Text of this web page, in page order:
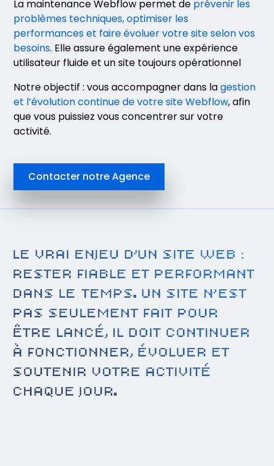
La maintenance Webflow permet de prévenir les
problèmes techniques, optimiser les
performances et faire évoluer votre site selon vos
besoins. Elle assure également une expérience
utilisateur fluide et un site toujours opérationnel
Notre objectif : vous accompagner dans lagestion
et l’évolution continue de votre site Webflow, afin
que vous puissiez vous concentrer sur votre
activité.
Contacter notre Agence
LE VRAI ENJEU D’UN SITE WEB :
RESTER FIABLE ET PERFORMANT
DANS LE TEMPS. UN SITE N’EST
PAS SEULEMENT FAIT POUR
ÊTRE LANCÉ, IL DOIT CONTINUER
À FONCTIONNER, ÉVOLUER ET
SOUTENIR VOTRE ACTIVITÉ
CHAQUE JOUR.